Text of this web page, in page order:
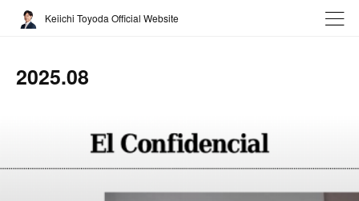
Keiichi Toyoda Official Website
2025.08